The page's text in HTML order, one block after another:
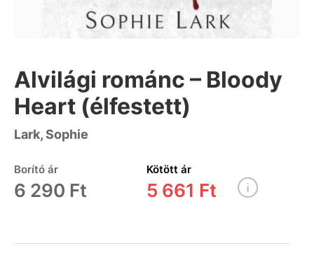
Alvilági románc – Bloody
Heart (élfestett)
Lark, Sophie
Borító ár
6 290 Ft
Kötött ár
5 661 Ft